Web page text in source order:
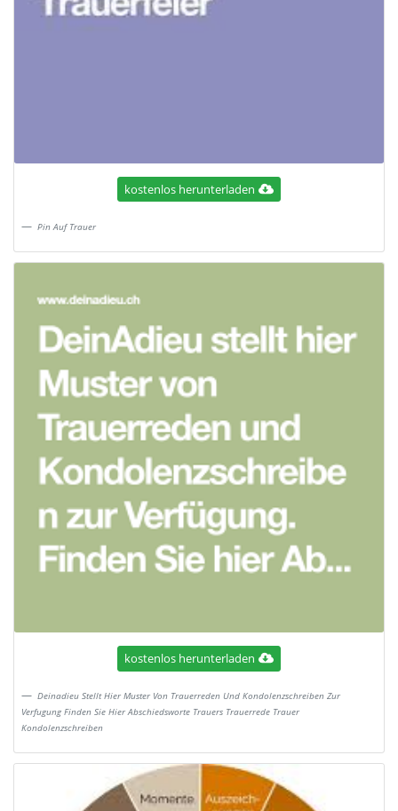
kostenlos herunterladen
Pin Auf Trauer
kostenlos herunterladen
Deinadieu Stellt Hier Muster Von Trauerreden Und Kondolenzschreiben Zur
Verfugung Finden Sie Hier Abschiedsworte Trauers Trauerrede Trauer
Kondolenzschreiben